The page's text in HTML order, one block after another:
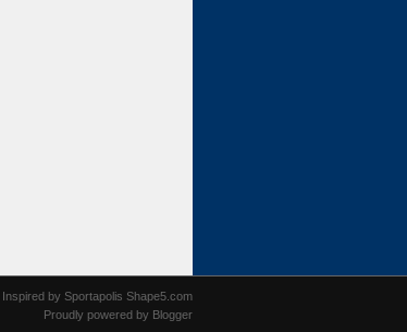
Inspired by Sportapolis Shape5.com
Proudly powered by Blogger